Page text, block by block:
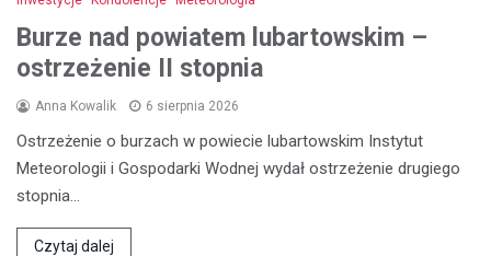
Burze nad powiatem lubartowskim –
ostrzeżenie II stopnia
Anna Kowalik 6 sierpnia 2026
Ostrzeżenie o burzach w powiecie lubartowskim Instytut
Meteorologii i Gospodarki Wodnej wydał ostrzeżenie drugiego
stopnia…
Czytaj dalej